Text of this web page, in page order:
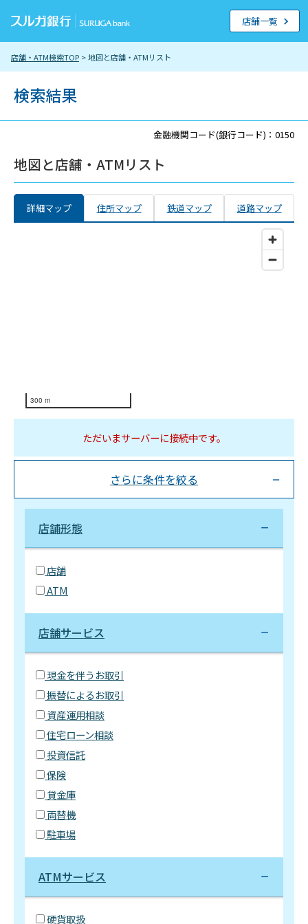
店舗・ATM検索TOP > 地図と店舗・ATMリスト
店舗一覧
検索結果
金融機関コード(銀行コード)：0150
地図と店舗・ATMリスト
詳細マップ 住所マップ 鉄道マップ 道路マップ
300 m
ただいまサーバーに接続中です。
さらに条件を絞る
店舗形態
店舗
ATM
店舗サービス
現金を伴うお取引
振替によるお取引
資産運用相談
住宅ローン相談
投資信託
保険
貸金庫
両替機
駐車場
ATMサービス
硬貨取扱